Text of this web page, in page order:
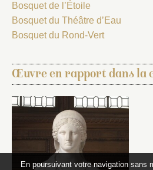
Bosquet de l’Étoile
Bosquet du Théâtre d’Eau
Bosquet du Rond-Vert
Œuvre en rapport dans la
En poursuivant votre navigation sans